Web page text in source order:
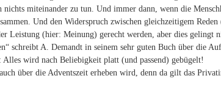
miteinander zu tun. Und immer dann, wenn die
Und den Widerspruch zwischen gleichzeitigem Reden
Leistung (hier: Meinung) gerecht werden, aber dies gelingt
schreibt A. Demandt in seinem sehr guten Buch über die
Alles wird nach Beliebigkeit platt (und passend) gebügelt!
über die Adventszeit erheben wird, denn da gilt das